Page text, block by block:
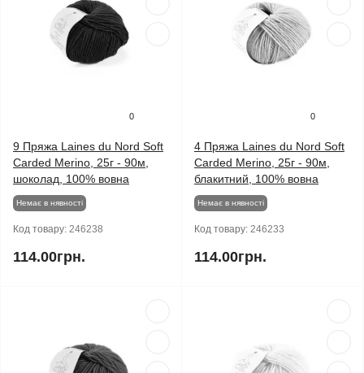
0
9 Пряжа Laines du Nord Soft
Carded Merino, 25г - 90м,
шоколад, 100% вовна
Немає в нявності
Код товару: 246238
114.00грн.
0
4 Пряжа Laines du Nord Soft
Carded Merino, 25г - 90м,
блакитний, 100% вовна
Немає в нявності
Код товару: 246233
114.00грн.